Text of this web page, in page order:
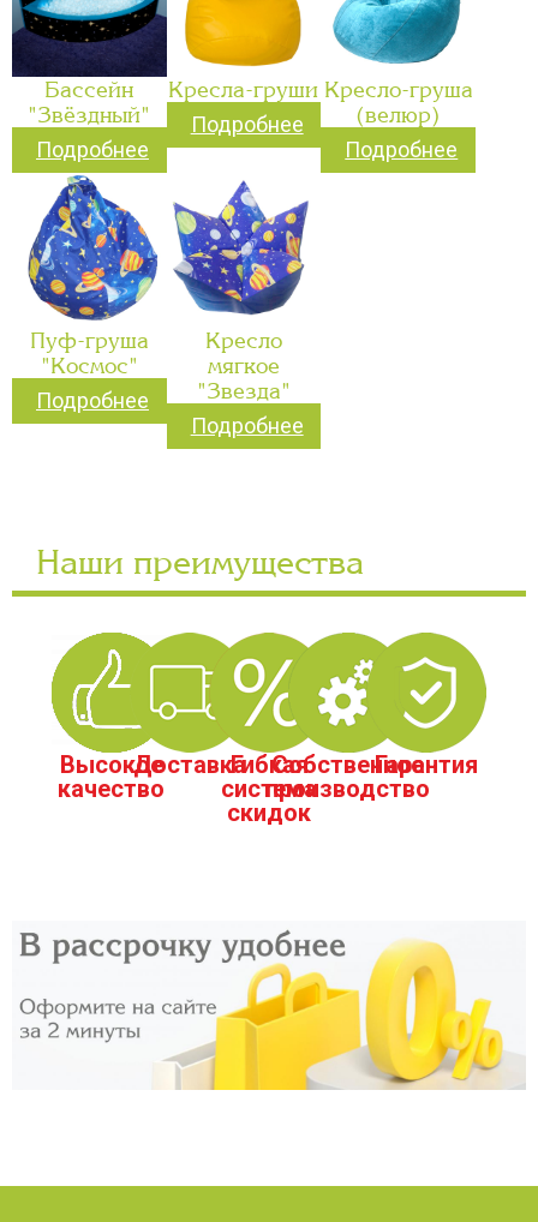
Бассейн
"Звёздный"
Подробнее
Кресла-груши
Подробнее
Кресло-груша
(велюр)
Подробнее
Пуф-груша
"Космос"
Подробнее
Кресло
мягкое
"Звезда"
Подробнее
Наши преимущества
Высокое
качество
ДоставкаГибкая
система
скидок
Собственное
производство
Гарантия